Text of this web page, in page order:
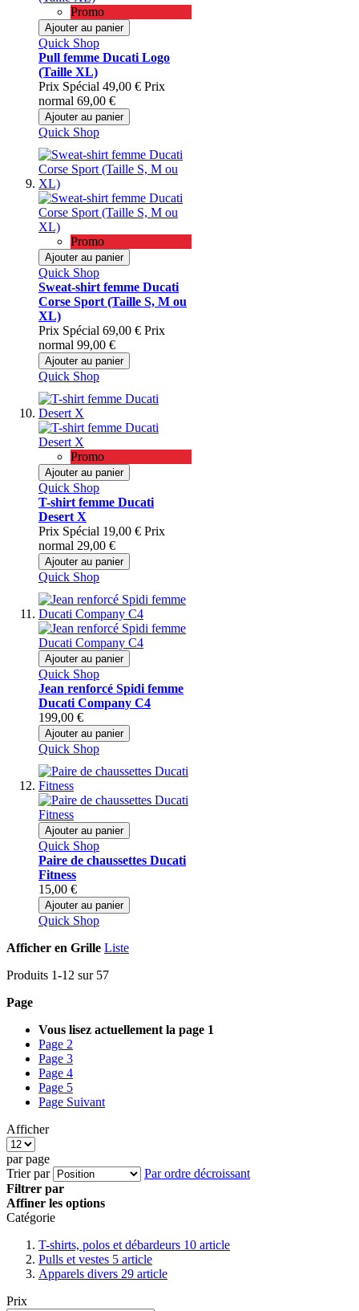
Promo
Ajouter au panier
Quick Shop
Pull femme Ducati Logo
(Taille XL)
Prix Spécial 49,00 € Prix
normal 69,00 €
Ajouter au panier
Quick Shop
Promo
Ajouter au panier
Quick Shop
Sweat-shirt femme Ducati
Corse Sport (Taille S, M ou
XL)
Prix Spécial 69,00 € Prix
normal 99,00 €
Ajouter au panier
Quick Shop
Promo
Ajouter au panier
Quick Shop
T-shirt femme Ducati
Desert X
Prix Spécial 19,00 € Prix
normal 29,00 €
Ajouter au panier
Quick Shop
Ajouter au panier
Quick Shop
Jean renforcé Spidi femme
Ducati Company C4
199,00 €
Ajouter au panier
Quick Shop
Ajouter au panier
Quick Shop
Paire de chaussettes Ducati
Fitness
15,00 €
Ajouter au panier
Quick Shop
Afficher en Grille Liste
Produits 1-12 sur 57
Page
Vous lisez actuellement la page 1
Page 2
Page 3
Page 4
Page 5
Page Suivant
Afficher
par page
Trier par
Par ordre décroissant
Filtrer par
Affiner les options
Catégorie
T-shirts, polos et débardeurs 10 article
Pulls et vestes 5 article
Apparels divers 29 article
Prix